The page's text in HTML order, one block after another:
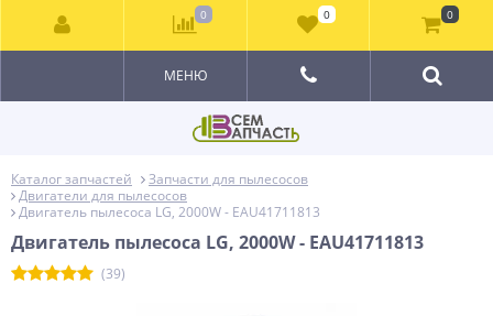
МЕНЮ
Каталог запчастей
Запчасти для пылесосов
Двигатели для пылесосов
Двигатель пылесоса LG, 2000W - EAU41711813
Двигатель пылесоса LG, 2000W - EAU41711813
(39)
0 0 0